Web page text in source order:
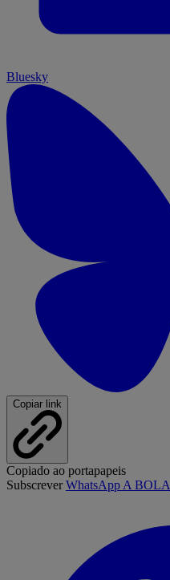
Bluesky
Copiar link
Copiado ao portapapeis
SubscreverWhatsApp A BOLA